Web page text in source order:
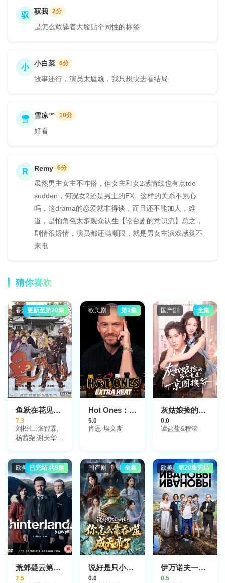
驭 驭我 2分
是怎么敢舔着大脸贴个同性的标签
小 小白菜 6分
故事还行，演员太尴尬，我只想快进看结局
雪 雪凉™ 10分
好看
R Remy 6分
虽然男主女主不咋搭，但女主和女2感情线也有点too
sudden，何况女2还是男主的EX...这样的关系不累心
吗，这drama的恋爱就非得谈，而且还不能加人，难
道，是怕角色太多观众认生【论台剧的意识流】总之，
剧情很矫情，演员都还满顺眼，就是男女主演戏感觉不
来电
猜你喜欢
香港剧更新至第20集
鱼跃在花见国语
7.3
刘松仁,张智霖,
杨茜尧,谢天华,
吕有慧
欧美剧 第1集
Hot Ones：劲辣专访
5.0
肖恩·埃文斯
国产剧 全集
灰姑娘捡的男人竟是京圈拽爷
0.0
谭盐盐&程澄
欧美剧已完结 共5集
荒郊疑云第二季
7.5
国产剧 全集
说好是只小蝌蚪你怎么靠吞噬成天帝了
0.0
欧美剧第20集完结
伊万诺夫一家第二季
8.5